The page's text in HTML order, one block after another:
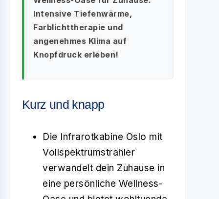
Intensive Tiefenwärme,
Farblichttherapie und
angenehmes Klima auf
Knopfdruck erleben!
Kurz und knapp
Die Infrarotkabine Oslo mit
Vollspektrumstrahler
verwandelt dein Zuhause in
eine persönliche Wellness-